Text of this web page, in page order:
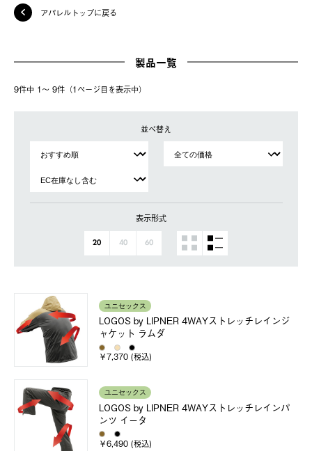
アパレルトップに戻る
製品一覧
9件中 1〜 9件（1ページ⽬を表⽰中）
並べ替え
表示形式
20 40 60
ユニセックス
LOGOS by LIPNER 4WAYストレッチレインジ
ャケット ラムダ
￥7,370 (税込)
ユニセックス
LOGOS by LIPNER 4WAYストレッチレインパ
ンツ イータ
￥6,490 (税込)